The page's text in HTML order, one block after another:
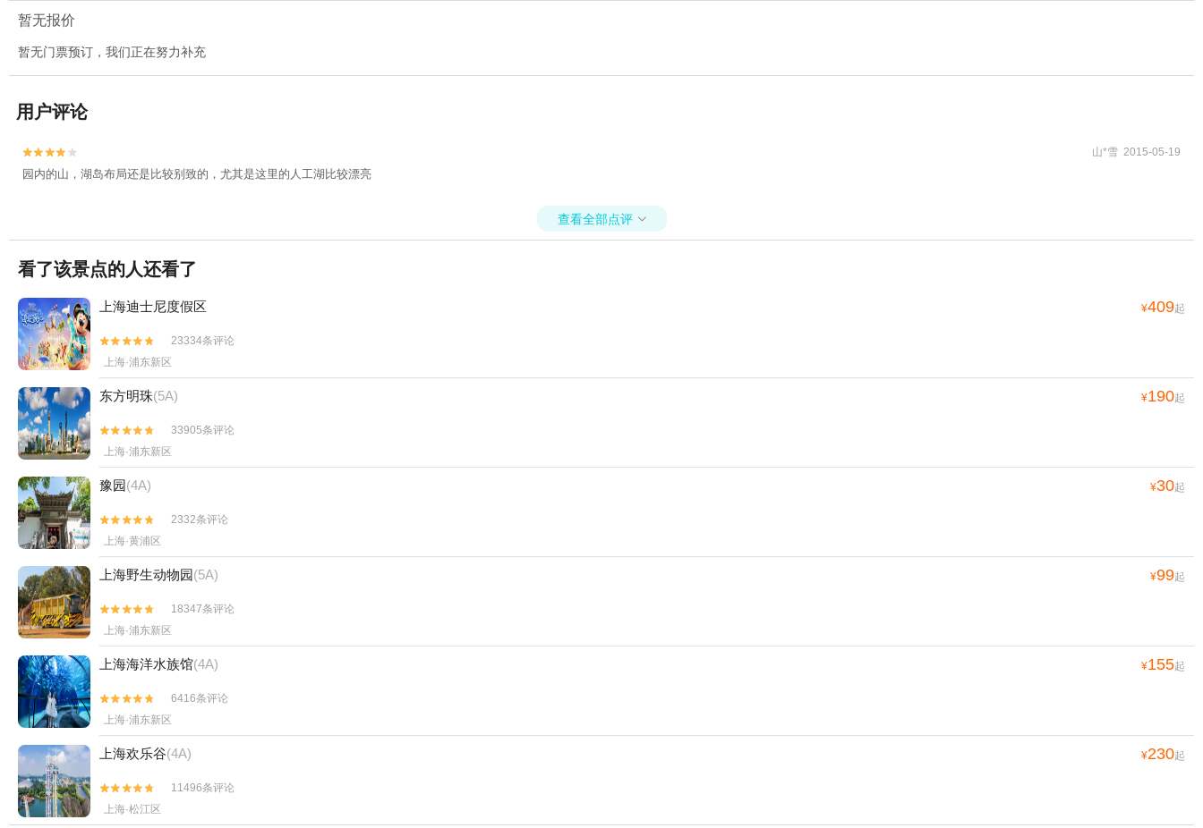
暂无报价
暂无门票预订，我们正在努力补充
用户评论

 山*雪 2015-05-19
园内的山，湖岛布局还是比较别致的，尤其是这里的人工湖比较漂亮
查看全部点评 
看了该景点的人还看了
上海迪士尼度假区 ¥409起


23334条评论
上海·浦东新区
东方明珠(5A) ¥190起


33905条评论
上海·浦东新区
豫园(4A) ¥30起


2332条评论
上海·黄浦区
上海野生动物园(5A) ¥99起


18347条评论
上海·浦东新区
上海海洋水族馆(4A) ¥155起


6416条评论
上海·浦东新区
上海欢乐谷(4A) ¥230起


11496条评论
上海·松江区